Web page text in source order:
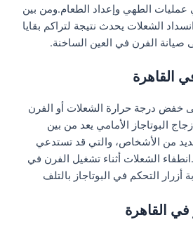
الطهي وإعداد الطعام.ومن بين
الشعلات يحدث نتيجة لتراكم بقايا
صيانة الفرن في العين الساخنة.
القاهرة
خفض درجة حرارة الشعلات أو الفرن
البوتاجاز الأمامي يعد من بين
من الأشخاص، والتي قد تستدعي
الشعلات أثناء تشغيل الفرن في
أزرار التحكم في البوتاجاز بالتلف
القاهرة